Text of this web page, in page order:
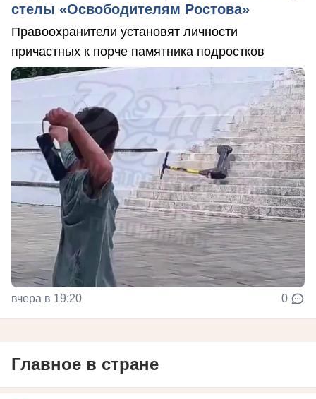
стелы «Освободителям Ростова»
Правоохранители установят личности
причастных к порче памятника подростков
вчера в 19:20 0
Главное в стране